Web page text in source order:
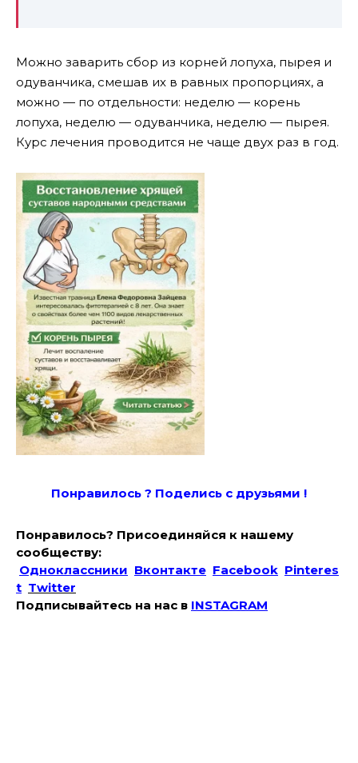
Можно заварить сбор из корней лопуха, пырея и
одуванчика, смешав их в равных пропорциях, а
можно — по отдельности: неделю — корень
лопуха, неделю — одуванчика, неделю — пырея.
Курс лечения проводится не чаще двух раз в год.
Понравилось ? Поделись с друзьями !
Понравилось? Присоединяйся к нашему
сообществу:
Одноклассники Вконтакте Facebook Pinteres
t Twitter
Подписывайтесь на наc в INSTAGRAM